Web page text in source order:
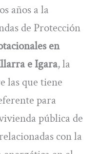
años a la
de Protección
en
e Igara, la
las que tiene
para
pública de
con la